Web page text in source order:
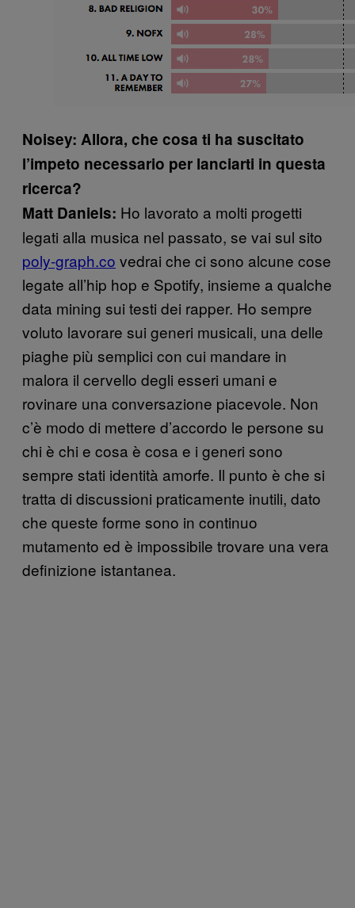
Noisey: Allora, che cosa ti ha suscitato
l’impeto necessario per lanciarti in questa
ricerca?
Matt Daniels: Ho lavorato a molti progetti
legati alla musica nel passato, se vai sul sito
poly-graph.co vedrai che ci sono alcune cose
legate all’hip hop e Spotify, insieme a qualche
data mining sui testi dei rapper. Ho sempre
voluto lavorare sui generi musicali, una delle
piaghe più semplici con cui mandare in
malora il cervello degli esseri umani e
rovinare una conversazione piacevole. Non
c’è modo di mettere d’accordo le persone su
chi è chi e cosa è cosa e i generi sono
sempre stati identità amorfe. Il punto è che si
tratta di discussioni praticamente inutili, dato
che queste forme sono in continuo
mutamento ed è impossibile trovare una vera
definizione istantanea.